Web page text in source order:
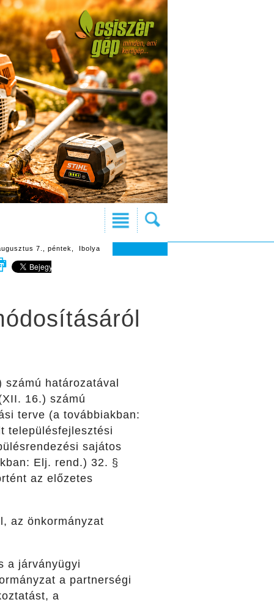
7., péntek, Ibolya
határozatával
16.) számú
terve (a továbbiakban:
településfejlesztési
sajátos
Elj. rend.) 32. §
az előzetes
az önkormányzat
a járványügyi
a partnerségi
a